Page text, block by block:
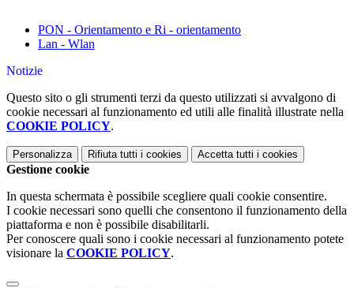
PON - Orientamento e Ri - orientamento
Lan - Wlan
Notizie
Questo sito o gli strumenti terzi da questo utilizzati si avvalgono di
cookie necessari al funzionamento ed utili alle finalità illustrate nella
COOKIE POLICY.
Personalizza Rifiuta tutti i cookies Accetta tutti i cookies
Gestione cookie
In questa schermata è possibile scegliere quali cookie consentire.
I cookie necessari sono quelli che consentono il funzionamento della
piattaforma e non è possibile disabilitarli.
Per conoscere quali sono i cookie necessari al funzionamento potete
visionare la COOKIE POLICY.